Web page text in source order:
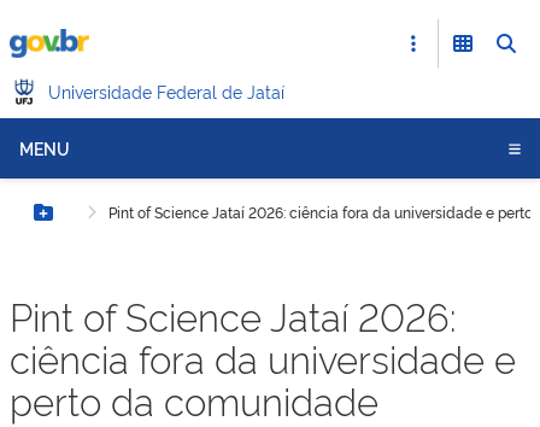
Universidade Federal de Jataí
MENU
Botão MenuPint of Science Jataí 2026: ciência fora da universidade e
Pint of Science Jataí 2026:
ciência fora da universidade e
perto da comunidade